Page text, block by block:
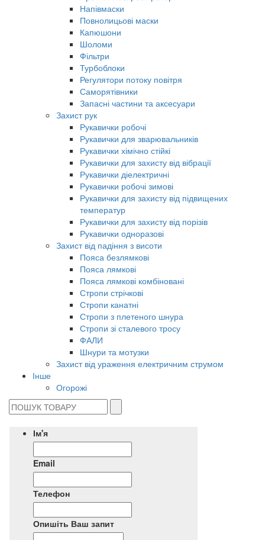
Напівмаски
Повнолицьові маски
Капюшони
Шоломи
Фільтри
Турбоблоки
Регулятори потоку повітря
Саморятівники
Запасні частини та аксесуари
Захист рук
Рукавички робочі
Рукавички для зварювальників
Рукавички хімічно стійкі
Рукавички для захисту від вібрації
Рукавички діелектричні
Рукавички робочі зимові
Рукавички для захисту від підвищених
температур
Рукавички для захисту від порізів
Рукавички одноразові
Захист від падіння з висоти
Пояса безлямкові
Пояса лямкові
Пояса лямкові комбіновані
Стропи стрічкові
Стропи канатні
Стропи з плетеного шнура
Стропи зі сталевого тросу
ФАЛИ
Шнури та мотузки
Захист від ураження електричним струмом
Інше
Огорожі
Ім'я
Email
Телефон
Опишіть Ваш запит